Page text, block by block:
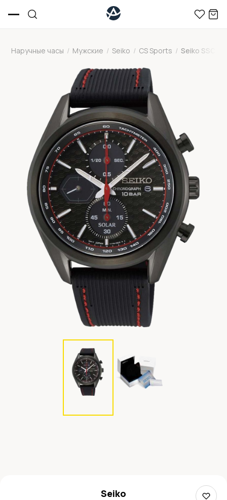
Наручные часы / Мужские / Seiko / CS Sports / Seiko
Seiko